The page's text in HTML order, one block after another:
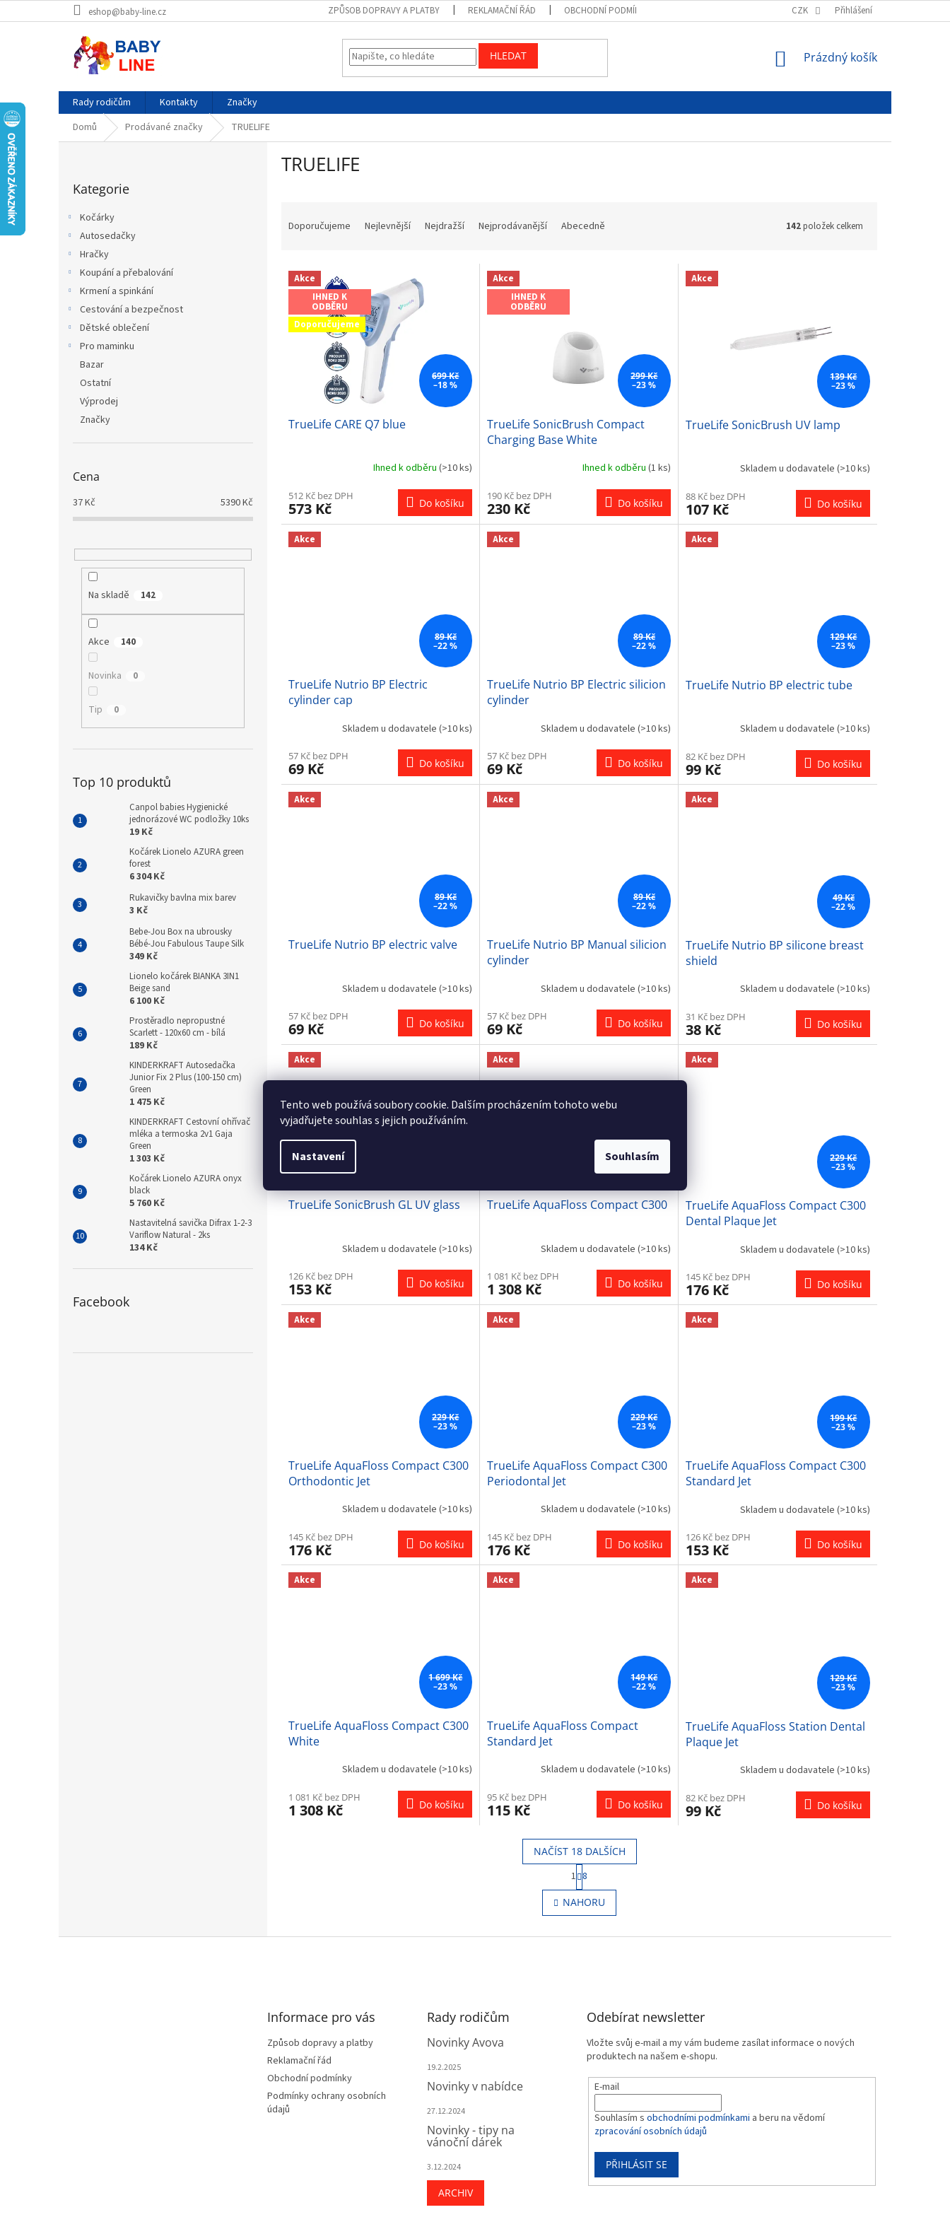
Tento web používá soubory cookie. Dalším procházením tohoto webu
vyjadřujete souhlas s jejich používáním.
Nastavení Souhlasím
na
eshop@baby-line.cz ZPŮSOB DOPRAVY A PLATBY REKLAMAČNÍ ŘÁD OBCHODNÍ PODMÍNKY PODMÍNKY OCHRANY OSOBNÍCH ÚDAJŮ
CZK Přihlášení
HLEDAT
NÁKUPNÍ
Prázdný košík
Rady rodičům Kontakty
Značky
Domů
Prodávané značky TRUELIFE
kategorie
Kategorie
Kočárky
Autosedačky
Hračky
Koupání a přebalování
Krmení a spinkání
Cestování a bezpečnost
Dětské oblečení
Pro maminku
Bazar
Ostatní
Výprodej
Značky
Cena
37Kč 5390Kč
Na skladě 142
Akce 140
Novinka 0
Tip 0
Top 10 produktů
Canpol babies Hygienické
jednorázové WC podložky 10ks
19 Kč
Kočárek Lionelo AZURA green
forest
6 304 Kč
Rukavičky bavlna mix barev
3 Kč
Bebe-Jou Box na ubrousky
Bébé-Jou Fabulous Taupe Silk
349 Kč
Lionelo kočárek BIANKA 3IN1
Beige sand
6 100 Kč
Prostěradlo nepropustné
Scarlett - 120x60 cm - bílá
189 Kč
KINDERKRAFT Autosedačka
Junior Fix 2 Plus (100-150 cm)
Green
1 475 Kč
KINDERKRAFT Cestovní ohřívač
mléka a termoska 2v1 Gaja
Green
1 303 Kč
Kočárek Lionelo AZURA onyx
black
5 760 Kč
Nastavitelná savička Difrax 1-2-3
Variflow Natural - 2ks
134 Kč
Facebook
TRUELIFE
n
o
Doporučujeme Nejlevnější Nejdražší Nejprodávanější Abecedně 142položek celkem
V Akce
IHNED K
ODBĚRU
Doporučujeme
699 Kč
–18 %
TrueLife CARE Q7 blue
Ihned k odběru (>10 ks)
512 Kč bez DPH
573 Kč Do košíku
Akce
IHNED K
ODBĚRU
299 Kč
–23 %
TrueLife SonicBrush Compact
Charging Base White
Ihned k odběru (1 ks)
190 Kč bez DPH
230 Kč Do košíku
Akce
139 Kč
–23 %
TrueLife SonicBrush UV lamp
Skladem u dodavatele (>10 ks)
88 Kč bez DPH
107 Kč Do košíku
Akce
89 Kč
–22 %
TrueLife Nutrio BP Electric
cylinder cap
Skladem u dodavatele (>10 ks)
57 Kč bez DPH
69 Kč Do košíku
Akce
89 Kč
–22 %
TrueLife Nutrio BP Electric silicion
cylinder
Skladem u dodavatele (>10 ks)
57 Kč bez DPH
69 Kč Do košíku
Akce
129 Kč
–23 %
TrueLife Nutrio BP electric tube
Skladem u dodavatele (>10 ks)
82 Kč bez DPH
99 Kč Do košíku
Akce
89 Kč
–22 %
TrueLife Nutrio BP electric valve
Skladem u dodavatele (>10 ks)
57 Kč bez DPH
69 Kč Do košíku
Akce
89 Kč
–22 %
TrueLife Nutrio BP Manual silicion
cylinder
Skladem u dodavatele (>10 ks)
57 Kč bez DPH
69 Kč Do košíku
Akce
49 Kč
–22 %
TrueLife Nutrio BP silicone breast
shield
Skladem u dodavatele (>10 ks)
31 Kč bez DPH
38 Kč Do košíku
Akce
TrueLife SonicBrush GL UV glass
Skladem u dodavatele (>10 ks)
126 Kč bez DPH
153 Kč Do košíku
Akce
1 699 Kč
TrueLife AquaFloss Compact C300
Skladem u dodavatele (>10 ks)
1 081 Kč bez DPH
1 308 Kč Do košíku
Akce
229 Kč
–23 %
TrueLife AquaFloss Compact C300
Dental Plaque Jet
Skladem u dodavatele (>10 ks)
145 Kč bez DPH
176 Kč Do košíku
Akce
229 Kč
–23 %
TrueLife AquaFloss Compact C300
Orthodontic Jet
Skladem u dodavatele (>10 ks)
145 Kč bez DPH
176 Kč Do košíku
Akce
229 Kč
–23 %
TrueLife AquaFloss Compact C300
Periodontal Jet
Skladem u dodavatele (>10 ks)
145 Kč bez DPH
176 Kč Do košíku
Akce
199 Kč
–23 %
TrueLife AquaFloss Compact C300
Standard Jet
Skladem u dodavatele (>10 ks)
126 Kč bez DPH
153 Kč Do košíku
Akce
1 699 Kč
–23 %
TrueLife AquaFloss Compact C300
White
Skladem u dodavatele (>10 ks)
1 081 Kč bez DPH
1 308 Kč Do košíku
Akce
149 Kč
–22 %
TrueLife AquaFloss Compact
Standard Jet
Skladem u dodavatele (>10 ks)
95 Kč bez DPH
115 Kč Do košíku
Akce
129 Kč
–23 %
TrueLife AquaFloss Station Dental
Plaque Jet
Skladem u dodavatele (>10 ks)
82 Kč bez DPH
99 Kč Do košíku
O
v
l
d
NAČÍST 18 DALŠÍCH
S
t
r
á
n
o
1 8
NAHORU
Informace pro vás
Způsob dopravy a platby
Reklamační řád
Obchodní podmínky
Podmínky ochrany osobních
údajů
Rady rodičům
Novinky Avova
19.2.2025
Novinky v nabídce
27.12.2024
Novinky - tipy na
vánoční dárek
3.12.2024
ARCHIV
Odebírat newsletter
Vložte svůj e-mail a my vám budeme zasílat informace o nových
produktech na našem e-shopu.
E-mail
Souhlasím sobchodními podmínkami a beru na vědomí
zpracování osobních údajů
PŘIHLÁSIT SE